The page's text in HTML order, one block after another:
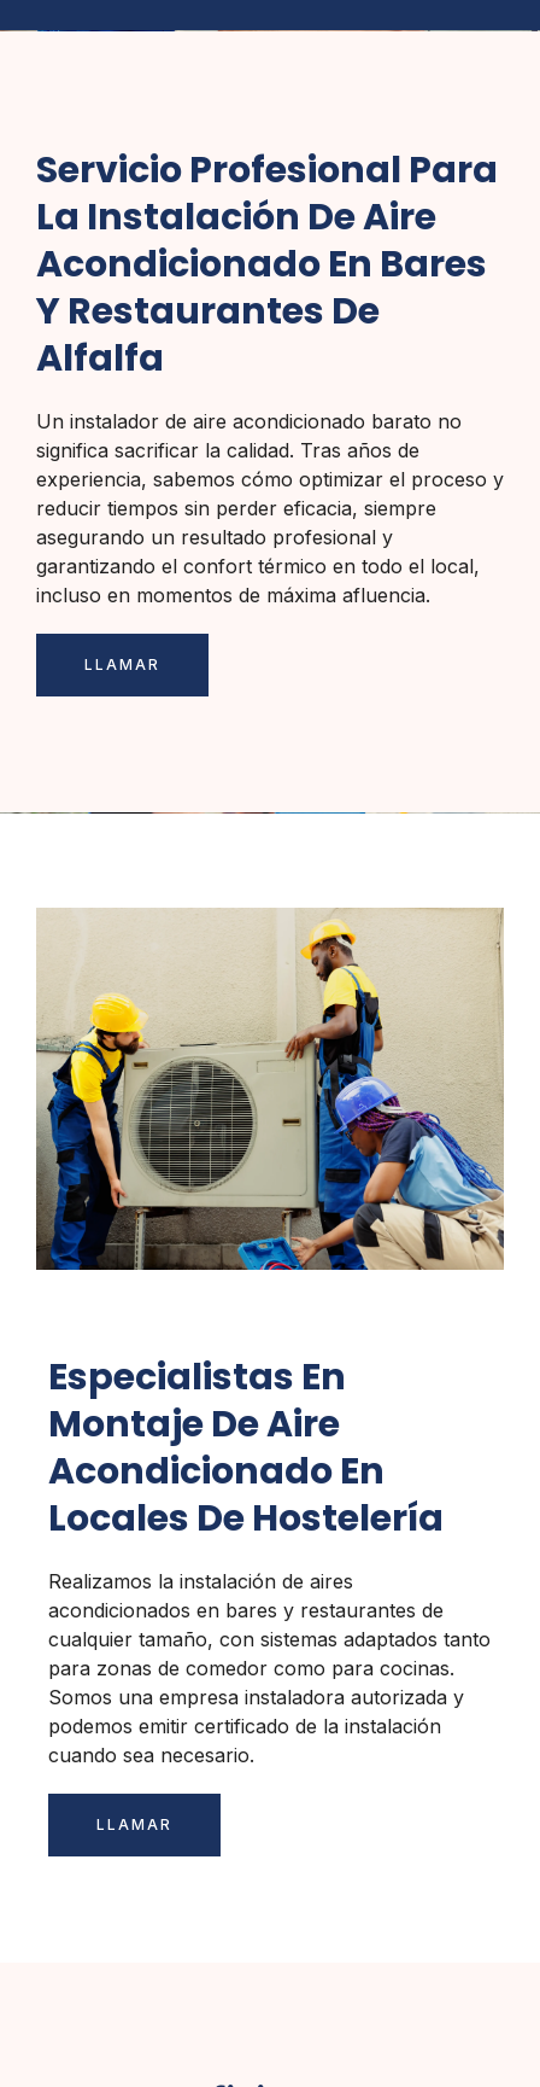
Servicio Profesional Para
La Instalación De Aire
Acondicionado En Bares
Y Restaurantes De
Alfalfa
Un instalador de aire acondicionado barato no
significa sacrificar la calidad. Tras años de
experiencia, sabemos cómo optimizar el proceso y
reducir tiempos sin perder eficacia, siempre
asegurando un resultado profesional y
garantizando el confort térmico en todo el local,
incluso en momentos de máxima afluencia.
LLAMAR
Especialistas En
Montaje De Aire
Acondicionado En
Locales De Hostelería
Realizamos la instalación de aires
acondicionados en bares y restaurantes de
cualquier tamaño, con sistemas adaptados tanto
para zonas de comedor como para cocinas.
Somos una empresa instaladora autorizada y
podemos emitir certificado de la instalación
cuando sea necesario.
LLAMAR